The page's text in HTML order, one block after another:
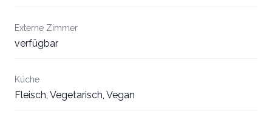
Externe Zimmer
verfügbar
Küche
Fleisch, Vegetarisch, Vegan